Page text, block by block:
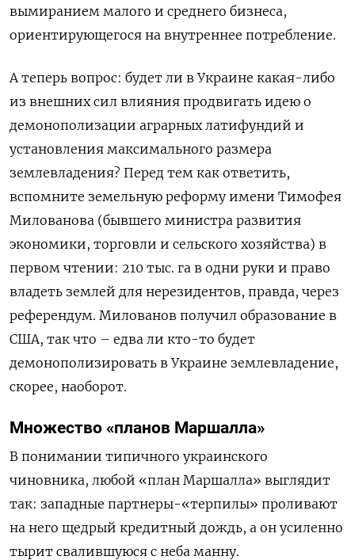
вымиранием малого и среднего бизнеса,
ориентирующегося на внутреннее потребление.
А теперь вопрос: будет ли в Украине какая-либо
из внешних сил влияния продвигать идею о
демонополизации аграрных латифундий и
установления максимального размера
землевладения? Перед тем как ответить,
вспомните земельную реформу имени Тимофея
Милованова (бывшего министра развития
экономики, торговли и сельского хозяйства) в
первом чтении: 210 тыс. га в одни руки и право
владеть землей для нерезидентов, правда, через
референдум. Милованов получил образование в
США, так что – едва ли кто-то будет
демонополизировать в Украине землевладение,
скорее, наоборот.
Множество «планов Маршалла»
В понимании типичного украинского
чиновника, любой «план Маршалла» выглядит
так: западные партнеры-«терпилы» проливают
на него щедрый кредитный дождь, а он усиленно
тырит свалившуюся с неба манну.